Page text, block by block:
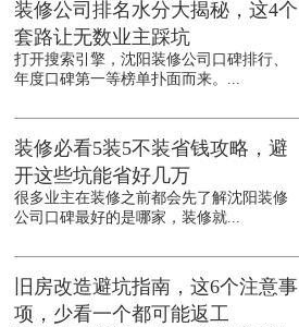
装修公司排名水分大揭秘，这4个
套路让无数业主踩坑
打开搜索引擎，沈阳装修公司口碑排行、
年度口碑第一等榜单扑面而来。...
装修必看5装5不装省钱攻略，避
开这些坑能省好几万
很多业主在装修之前都会先了解沈阳装修
公司口碑最好的是哪家，装修就...
旧房改造避坑指南，这6个注意事
项，少看一个都可能返工